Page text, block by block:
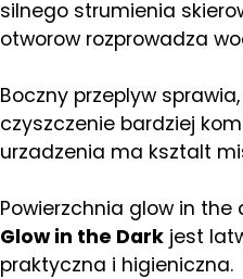
silnego strumienia
otworow rozprowadza
Boczny przeplyw
czyszczenie bardziej
urzadzenia ma ksztalt
Powierzchnia glow in the
Glow in the Darkjest
praktyczna i higieniczna.